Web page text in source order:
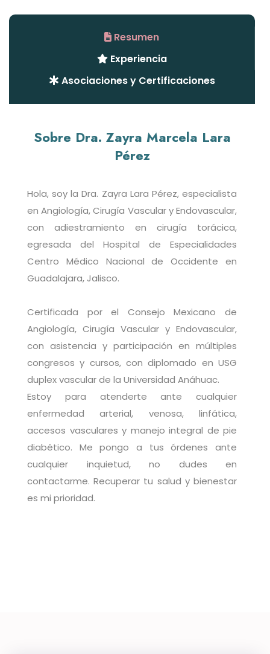
Resumen
Experiencia
Asociaciones y Certificaciones
Sobre Dra. Zayra Marcela Lara
Pérez
Hola, soy la Dra. Zayra Lara Pérez, especialista
en Angiología, Cirugía Vascular y Endovascular,
con adiestramiento en cirugía torácica,
egresada del Hospital de Especialidades
Centro Médico Nacional de Occidente en
Guadalajara, Jalisco.
Certificada por el Consejo Mexicano de
Angiología, Cirugía Vascular y Endovascular,
con asistencia y participación en múltiples
congresos y cursos, con diplomado en USG
duplex vascular de la Universidad Anáhuac.
Estoy para atenderte ante cualquier
enfermedad arterial, venosa, linfática,
accesos vasculares y manejo integral de pie
diabético. Me pongo a tus órdenes ante
cualquier inquietud, no dudes en
contactarme. Recuperar tu salud y bienestar
es mi prioridad.